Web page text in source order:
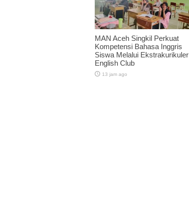
MAN Aceh Singkil Perkuat
Kompetensi Bahasa Inggris
Siswa Melalui Ekstrakurikuler
English Club
13 jam ago